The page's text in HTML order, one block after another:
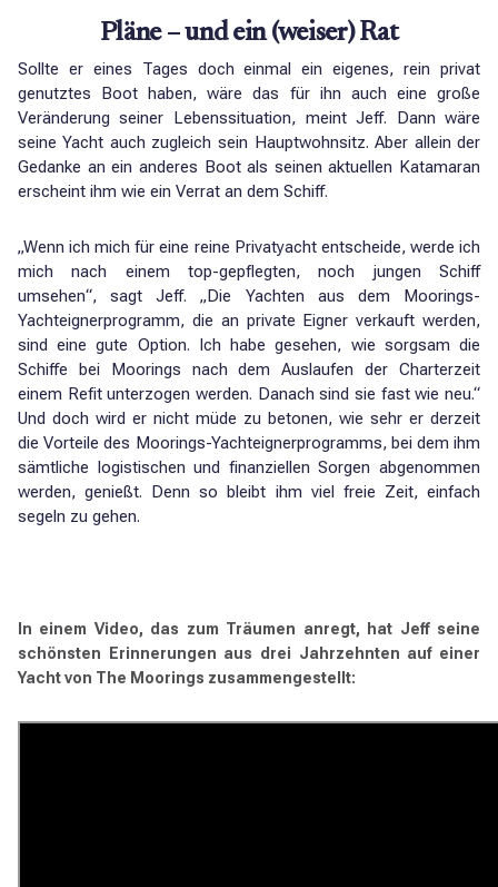
Pläne – und ein (weiser) Rat
Sollte er eines Tages doch einmal ein eigenes, rein privat
genutztes Boot haben, wäre das für ihn auch eine große
Veränderung seiner Lebenssituation, meint Jeff. Dann wäre
seine Yacht auch zugleich sein Hauptwohnsitz. Aber allein der
Gedanke an ein anderes Boot als seinen aktuellen Katamaran
erscheint ihm wie ein Verrat an dem Schiff.
„Wenn ich mich für eine reine Privatyacht entscheide, werde ich
mich nach einem top-gepflegten, noch jungen Schiff
umsehen“, sagt Jeff. „Die Yachten aus dem Moorings-
Yachteignerprogramm, die an private Eigner verkauft werden,
sind eine gute Option. Ich habe gesehen, wie sorgsam die
Schiffe bei Moorings nach dem Auslaufen der Charterzeit
einem Refit unterzogen werden. Danach sind sie fast wie neu.“
Und doch wird er nicht müde zu betonen, wie sehr er derzeit
die Vorteile des Moorings-Yachteignerprogramms, bei dem ihm
sämtliche logistischen und finanziellen Sorgen abgenommen
werden, genießt. Denn so bleibt ihm viel freie Zeit, einfach
segeln zu gehen.
In einem Video, das zum Träumen anregt, hat Jeff seine
schönsten Erinnerungen aus drei Jahrzehnten auf einer
Yacht von The Moorings zusammengestellt: